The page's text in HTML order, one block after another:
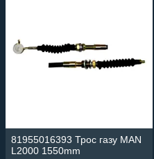
81955016393 Трос газу MAN
L2000 1550mm